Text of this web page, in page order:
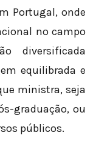
Portugal, onde
no campo
diversificada
equilibrada e
ministra, seja
graduação, ou
públicos.